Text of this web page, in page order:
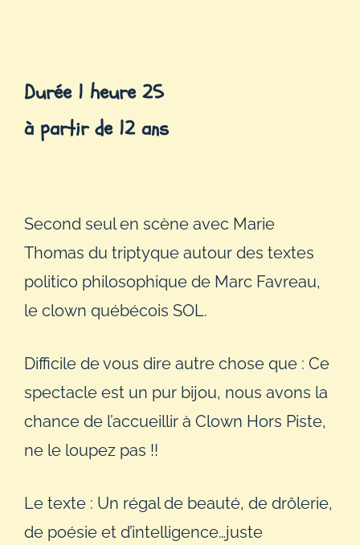
Durée 1 heure 25
à partir de 12 ans
Second seul en scène avec Marie
Thomas du triptyque autour des textes
politico philosophique de Marc Favreau,
le clown québécois SOL.
Difficile de vous dire autre chose que : Ce
spectacle est un pur bijou, nous avons la
chance de l’accueillir à Clown Hors Piste,
ne le loupez pas !!
Le texte : Un régal de beauté, de drôlerie,
de poésie et d’intelligence…juste